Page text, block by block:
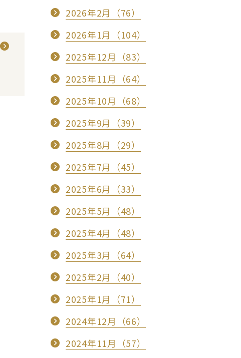
2026年2月（76）
2026年1月（104）
2025年12月（83）
2025年11月（64）
2025年10月（68）
2025年9月（39）
2025年8月（29）
2025年7月（45）
2025年6月（33）
2025年5月（48）
2025年4月（48）
2025年3月（64）
2025年2月（40）
2025年1月（71）
2024年12月（66）
2024年11月（57）